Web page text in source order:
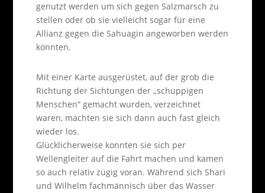
genutzt werden um sich gegen Salzmarsch zu
stellen oder ob sie vielleicht sogar für eine
Allianz gegen die Sahuagin angeworben werden
könnten.
Mit einer Karte ausgerüstet, auf der grob die
Richtung der Sichtungen der „schuppigen
Menschen“ gemacht wurden, verzeichnet
waren, machten sie sich dann auch fast gleich
wieder los.
Glücklicherweise konnten sie sich per
Wellengleiter auf die Fahrt machen und kamen
so auch relativ zügig voran. Während sich Shari
und Wilhelm fachmännisch über das Wasser